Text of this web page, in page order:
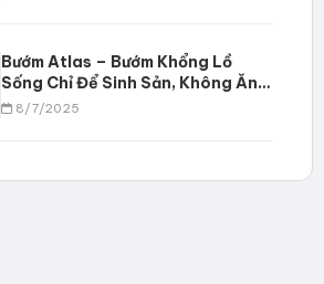
Bướm Atlas – Bướm Khổng Lồ
Sống Chỉ Để Sinh Sản, Không Ăn
Uống
8/7/2025